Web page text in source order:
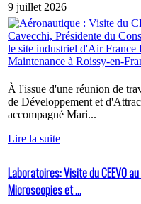
9 juillet 2026
À l'issue d'une réunion de
de Développement et
accompagné Mari...
Lire la suite
Laboratoires: Visite du CEEVO
Microscopies et ...